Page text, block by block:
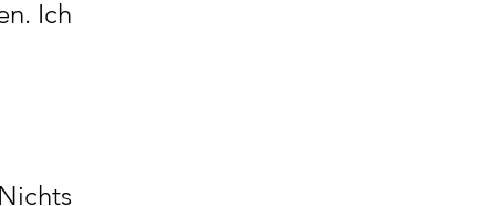
Ich